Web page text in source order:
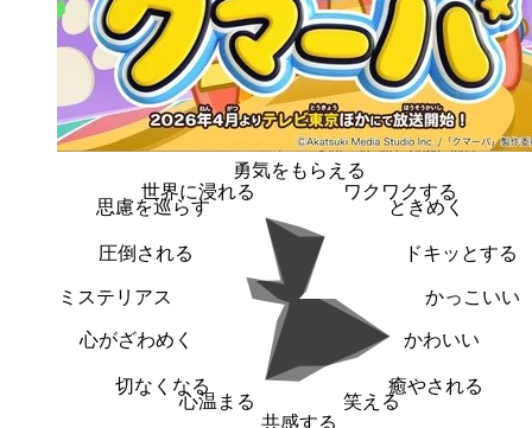
勇気をもらえる
ワクワクする
ときめく
ドキッとする
かっこいい
かわいい
癒やされる
笑える
共感する
心温まる
切なくなる
心がざわめく
ミステリアス
圧倒される
思慮を巡らす
世界に浸れる